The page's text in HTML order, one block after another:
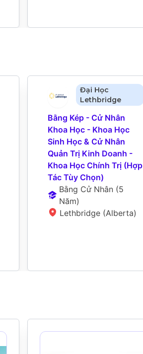
Đại Học
Lethbridge
Bằng Kép - Cử Nhân
Khoa Học - Khoa Học
Sinh Học & Cử Nhân
Quản Trị Kinh Doanh -
Khoa Học Chính Trị (Hợp
Tác Tùy Chọn)
Bằng Cử Nhân (5
Năm)
Lethbridge (Alberta)